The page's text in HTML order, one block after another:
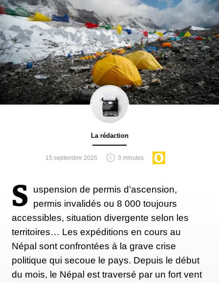
La rédaction
15 septembre 2025 3 minutes
S uspension de permis d’ascension,
permis invalidés ou 8 000 toujours
accessibles, situation divergente selon les
territoires… Les expéditions en cours au
Népal sont confrontées à la grave crise
politique qui secoue le pays. Depuis le début
du mois, le Népal est traversé par un fort vent